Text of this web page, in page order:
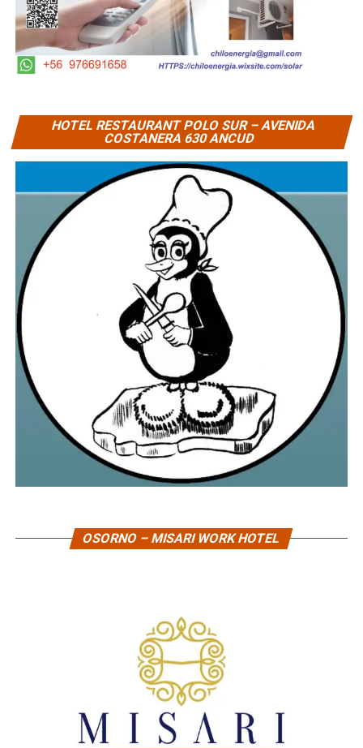
HOTEL RESTAURANT POLO SUR – AVENIDA
COSTANERA 630 ANCUD
OSORNO – MISARI WORK HOTEL